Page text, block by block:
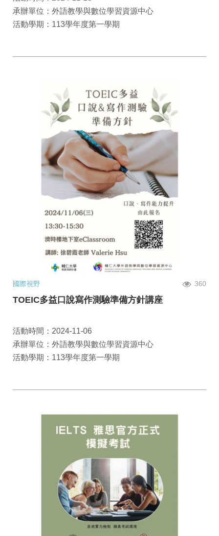
承辦單位：外語教學與數位學習資源中心
活動學期：113學年度第一學期
國際視野 360
TOEIC多益口說寫作測驗準備方針講座
活動時間：2024-11-06
承辦單位：外語教學與數位學習資源中心
活動學期：113學年度第一學期